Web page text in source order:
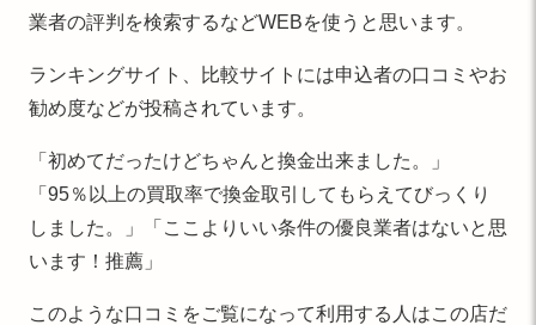
業者の評判を検索するなどWEBを使うと思います。
ランキングサイト、比較サイトには申込者の口コミやお
勧め度などが投稿されています。
「初めてだったけどちゃんと換金出来ました。」
「95％以上の買取率で換金取引してもらえてびっくり
しました。」「ここよりいい条件の優良業者はないと思
います！推薦」
このような口コミをご覧になって利用する人はこの店だ